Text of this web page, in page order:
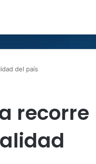
del país
recorre